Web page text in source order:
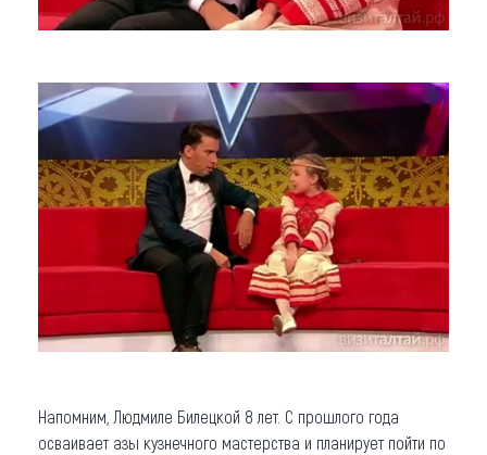
Напомним, Людмиле Билецкой 8 лет. С прошлого года
осваивает азы кузнечного мастерства и планирует пойти по